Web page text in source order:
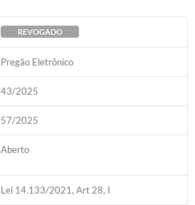
REVOGADO
Pregão Eletrônico
43/2025
57/2025
Aberto
Lei 14.133/2021, Art 28, I